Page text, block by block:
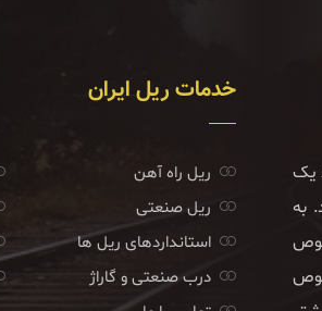
یک
به
ای ۲۵ ساله در خصوص
خدمات ریل ایران
ریل راه آهن
ریل صنعتی
استانداردهای ریل ها
درب صنعتی و گاراژ